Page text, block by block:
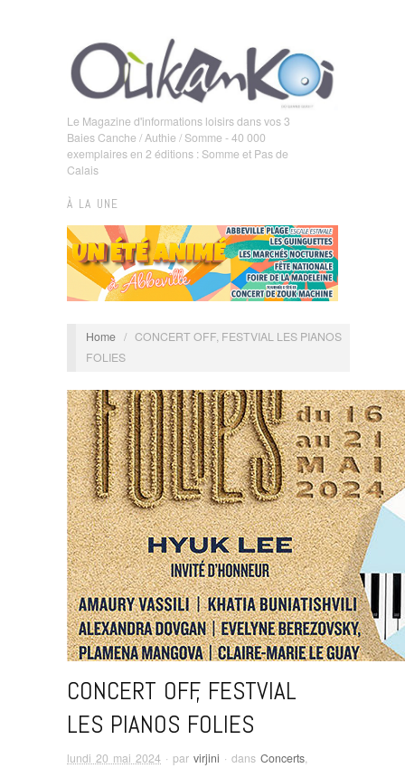
Le Magazine d'informations loisirs dans vos 3
Baies Canche / Authie / Somme - 40 000
exemplaires en 2 éditions : Somme et Pas de
Calais
À LA UNE
Home / CONCERT OFF, FESTVIAL LES PIANOS
FOLIES
CONCERT OFF, FESTVIAL
LES PIANOS FOLIES
lundi 20 mai 2024 · par virjini · dans Concerts,